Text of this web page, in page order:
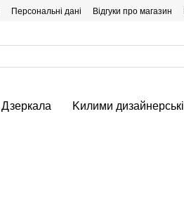
Персональні дані Відгуки про магазин
Дзеркала Kилими дизайнерські